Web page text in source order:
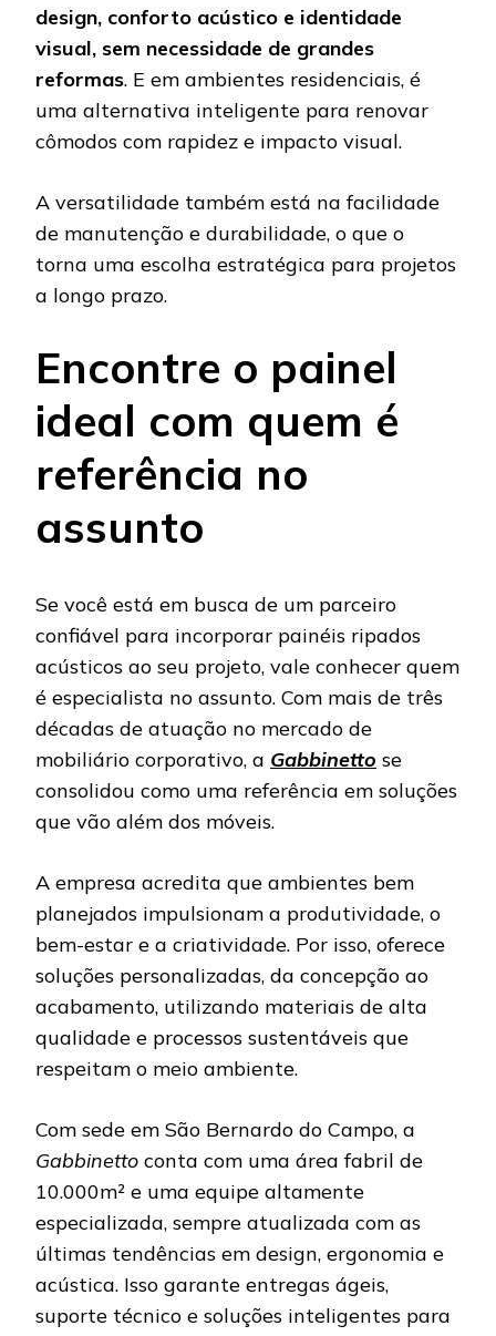
design, conforto acústico e identidade
visual, sem necessidade de grandes
reformas. E em ambientes residenciais, é
uma alternativa inteligente para renovar
cômodos com rapidez e impacto visual.
A versatilidade também está na facilidade
de manutenção e durabilidade, o que o
torna uma escolha estratégica para projetos
a longo prazo.
Encontre o painel
ideal com quem é
referência no
assunto
Se você está em busca de um parceiro
confiável para incorporar painéis ripados
acústicos ao seu projeto, vale conhecer quem
é especialista no assunto. Com mais de três
décadas de atuação no mercado de
mobiliário corporativo, a Gabbinetto se
consolidou como uma referência em soluções
que vão além dos móveis.
A empresa acredita que ambientes bem
planejados impulsionam a produtividade, o
bem-estar e a criatividade. Por isso, oferece
soluções personalizadas, da concepção ao
acabamento, utilizando materiais de alta
qualidade e processos sustentáveis que
respeitam o meio ambiente.
Com sede em São Bernardo do Campo, a
Gabbinetto conta com uma área fabril de
10.000m² e uma equipe altamente
especializada, sempre atualizada com as
últimas tendências em design, ergonomia e
acústica. Isso garante entregas ágeis,
suporte técnico e soluções inteligentes para